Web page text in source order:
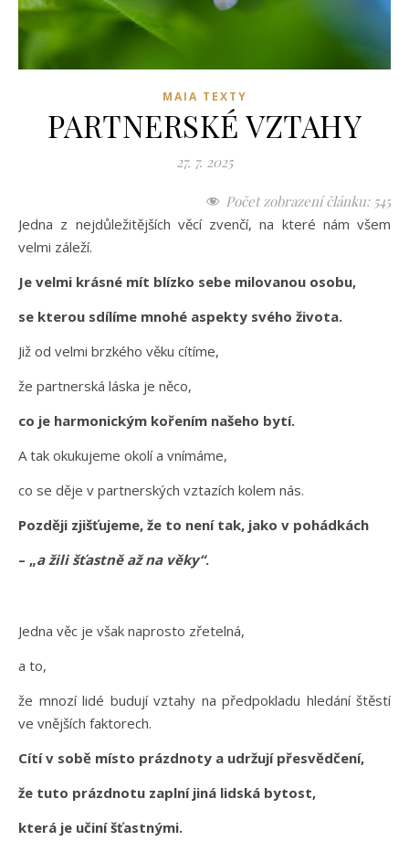
MAIA TEXTY
PARTNERSKÉ VZTAHY
27. 7. 2025
Počet zobrazení článku: 545
Jedna z nejdůležitějších věcí zvenčí, na které nám všem
velmi záleží.
Je velmi krásné mít blízko sebe milovanou osobu,
se kterou sdílíme mnohé aspekty svého života.
Již od velmi brzkého věku cítíme,
že partnerská láska je něco,
co je harmonickým kořením našeho bytí.
A tak okukujeme okolí a vnímáme,
co se děje v partnerských vztazích kolem nás.
Později zjišťujeme, že to není tak, jako v pohádkách
– „a žili šťastně až na věky“.
Jedna věc je však naprosto zřetelná,
a to,
že mnozí lidé budují vztahy na předpokladu hledání štěstí
ve vnějších faktorech.
Cítí v sobě místo prázdnoty a udržují přesvědčení,
že tuto prázdnotu zaplní jiná lidská bytost,
která je učiní šťastnými.